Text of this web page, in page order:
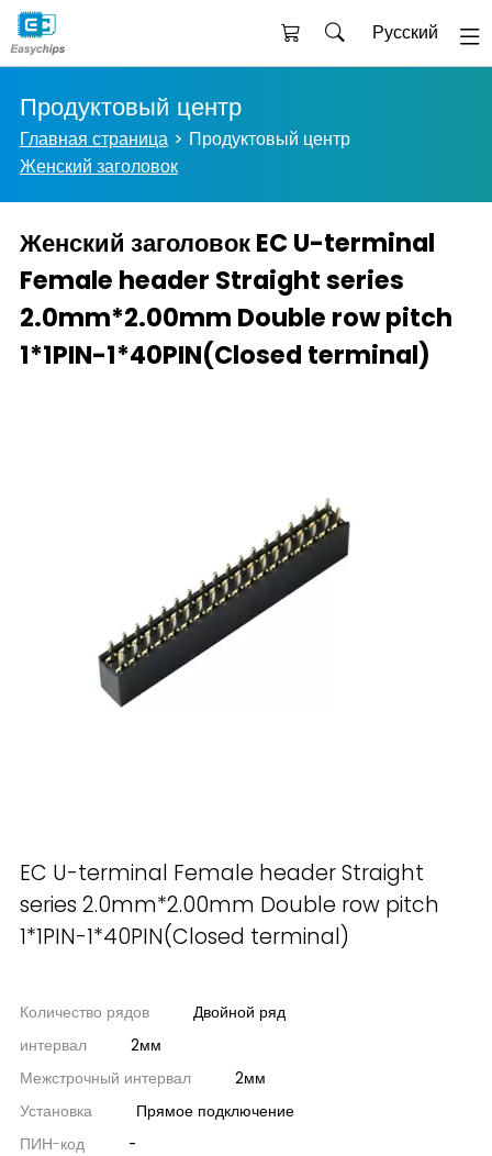
Русский
Продуктовый центр
Главная страница
Продуктовый центр
Женский заголовок
Женский заголовок EC U-terminal
Female header Straight series
2.0mm*2.00mm Double row pitch
1*1PIN-1*40PIN(Closed terminal)
EC U-terminal Female header Straight
series 2.0mm*2.00mm Double row pitch
1*1PIN-1*40PIN(Closed terminal)
Количество рядов
Двойной ряд
интервал
2мм
Межстрочный интервал
2мм
Установка
Прямое подключение
ПИН-код
-